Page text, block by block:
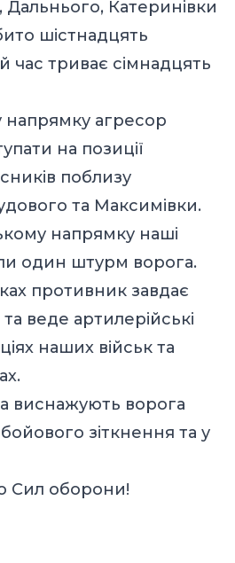
Дальнього, Катеринівки
шістнадцять
час триває сімнадцять
напрямку агресор
на позиції
поблизу
та Максимівки.
напрямку наші
один штурм ворога.
противник завдає
та веде артилерійські
наших військ та
виснажують ворога
бойового зіткнення та у
Сил оборони!